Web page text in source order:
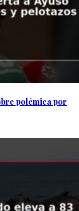
polémica por